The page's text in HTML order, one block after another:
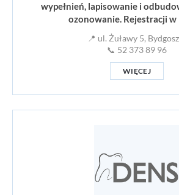
wypełnień, lapisowanie i
ozonowanie. Rejestracji w
📍 ul. Żuławy 5,
📞 52 373 89 96
WIĘCEJ